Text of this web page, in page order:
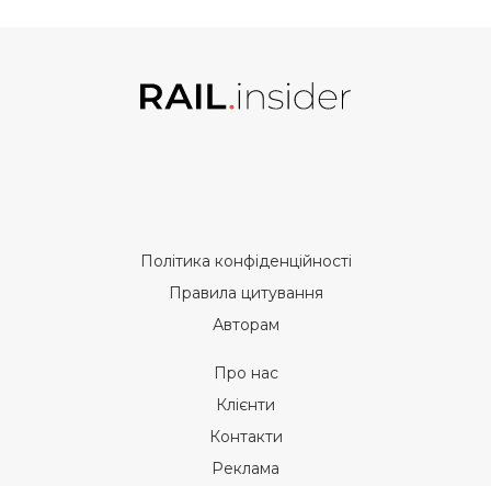
Політика конфіденційності
Правила цитування
Авторам
Про нас
Клієнти
Контакти
Реклама